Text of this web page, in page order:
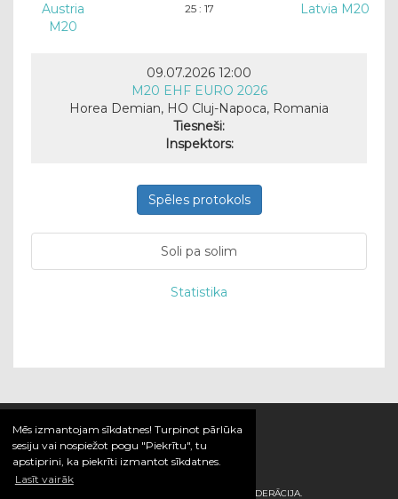
Mēs izmantojam sīkdatnes! Turpinot pārlūka
sesiju vai nospiežot pogu "Piekrītu", tu
apstiprini, ka piekrīti izmantot sīkdatnes.
Lasīt vairāk
Austria
M20
25 : 17 Latvia M20
09.07.2026 12:00
M20 EHF EURO 2026
Horea Demian, HO Cluj-Napoca, Romania
Tiesneši:
Inspektors:
Spēles protokols
Soli pa solim
Statistika
© 2026 / LATVIJAS HANDBOLA FEDERĀCIJA.